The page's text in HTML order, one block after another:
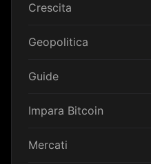
Crescita
Geopolitica
Guide
Impara Bitcoin
Mercati